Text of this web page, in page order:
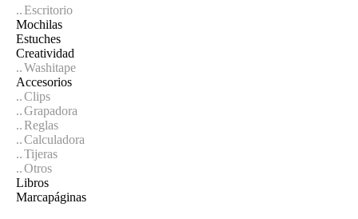
Escritorio
Mochilas
Estuches
Creatividad
Washitape
Accesorios
Clips
Grapadora
Reglas
Calculadora
Tijeras
Otros
Libros
Marcapáginas